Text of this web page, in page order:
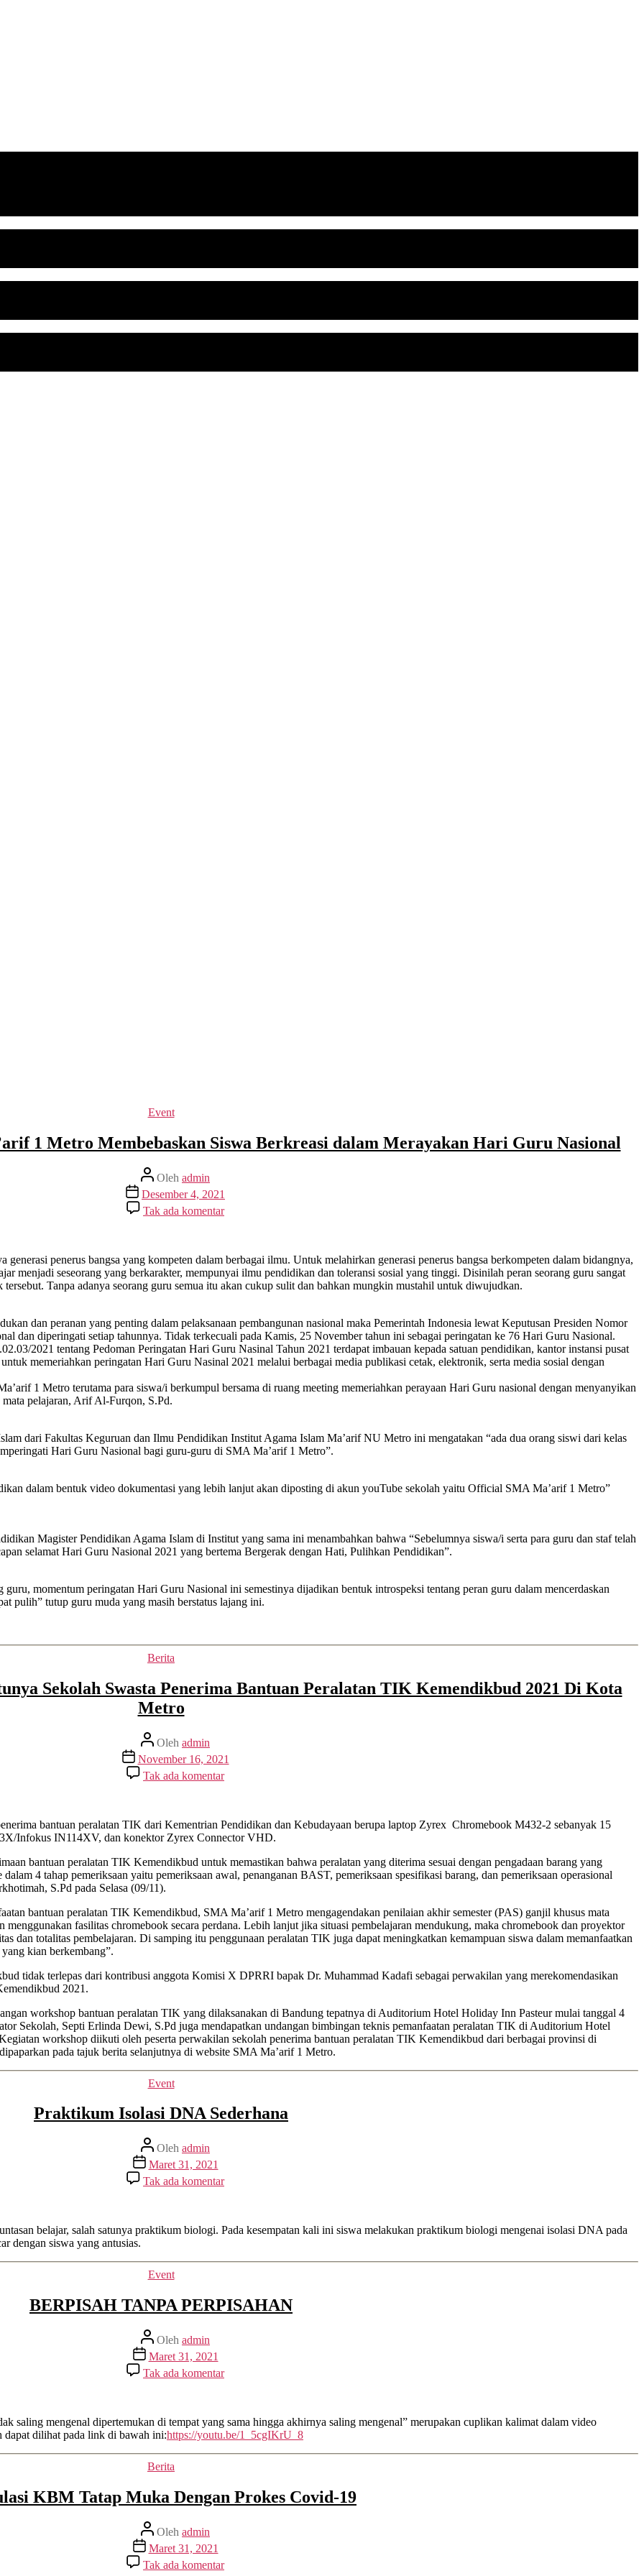
Kategori
Event
1 Metro Membebaskan Siswa Berkreasi dalam Merayakan Hari Guru Nasional
Penulis
artikel
Oleh admin
Tanggal
artikel
Desember 4, 2021
Tak ada komentarpada
Tanpa
Kelas,
SMA
Ma’arif
Membebaskan
Siswa
Berkreasi
dalam
Hari
generasi penerus bangsa yang kompeten dalam berbagai ilmu. Untuk melahirkan generasi penerus bangsa berkompeten dalam bidangnya,
menjadi seseorang yang berkarakter, mempunyai ilmu pendidikan dan toleransi sosial yang tinggi. Disinilah peran seorang guru sangat
Tanpa adanya seorang guru semua itu akan cukup sulit dan bahkan mungkin mustahil untuk diwujudkan.
dan peranan yang penting dalam pelaksanaan pembangunan nasional maka Pemerintah Indonesia lewat Keputusan Presiden Nomor
dan diperingati setiap tahunnya. Tidak terkecuali pada Kamis, 25 November tahun ini sebagai peringatan ke 76 Hari Guru Nasional.
2021 tentang Pedoman Peringatan Hari Guru Nasinal Tahun 2021 terdapat imbauan kepada satuan pendidikan, kantor instansi pusat
memeriahkan peringatan Hari Guru Nasinal 2021 melalui berbagai media publikasi cetak, elektronik, serta media sosial dengan
1 Metro terutama para siswa/i berkumpul bersama di ruang meeting memeriahkan perayaan Hari Guru nasional dengan menyanyikan
pelajaran, Arif Al-Furqon, S.Pd.
dari Fakultas Keguruan dan Ilmu Pendidikan Institut Agama Islam Ma’arif NU Metro ini mengatakan “ada dua orang siswi dari kelas
Hari Guru Nasional bagi guru-guru di SMA Ma’arif 1 Metro”.
dalam bentuk video dokumentasi yang lebih lanjut akan diposting di akun youTube sekolah yaitu Official SMA Ma’arif 1 Metro”
Magister Pendidikan Agama Islam di Institut yang sama ini menambahkan bahwa “Sebelumnya siswa/i serta para guru dan staf telah
selamat Hari Guru Nasional 2021 yang bertema Bergerak dengan Hati, Pulihkan Pendidikan”.
guru, momentum peringatan Hari Guru Nasional ini semestinya dijadikan bentuk introspeksi tentang peran guru dalam mencerdaskan
pulih” tutup guru muda yang masih berstatus lajang ini.
Kategori
Berita
Sekolah Swasta Penerima Bantuan Peralatan TIK Kemendikbud 2021 Di Kota
Metro
Penulis
artikel
Oleh admin
Tanggal
artikel
November 16, 2021
Tak ada komentarpada
Bangga!!
1
Metro
Satunya
Sekolah
Bantuan
Peralatan
TIK
Di
bantuan peralatan TIK dari Kementrian Pendidikan dan Kebudayaan berupa laptop Zyrex Chromebook M432-2 sebanyak 15
Infokus IN114XV, dan konektor Zyrex Connector VHD.
bantuan peralatan TIK Kemendikbud untuk memastikan bahwa peralatan yang diterima sesuai dengan pengadaan barang yang
4 tahap pemeriksaan yaitu pemeriksaan awal, penanganan BAST, pemeriksaan spesifikasi barang, dan pemeriksaan operasional
S.Pd pada Selasa (09/11).
bantuan peralatan TIK Kemendikbud, SMA Ma’arif 1 Metro mengagendakan penilaian akhir semester (PAS) ganjil khusus mata
fasilitas chromebook secara perdana. Lebih lanjut jika situasi pembelajaran mendukung, maka chromebook dan proyektor
dan totalitas pembelajaran. Di samping itu penggunaan peralatan TIK juga dapat meningkatkan kemampuan siswa dalam memanfaatkan
kian berkembang”.
tidak terlepas dari kontribusi anggota Komisi X DPRRI bapak Dr. Muhammad Kadafi sebagai perwakilan yang merekomendasikan
2021.
workshop bantuan peralatan TIK yang dilaksanakan di Bandung tepatnya di Auditorium Hotel Holiday Inn Pasteur mulai tanggal 4
Sekolah, Septi Erlinda Dewi, S.Pd juga mendapatkan undangan bimbingan teknis pemanfaatan peralatan TIK di Auditorium Hotel
workshop diikuti oleh peserta perwakilan sekolah penerima bantuan peralatan TIK Kemendikbud dari berbagai provinsi di
pada tajuk berita selanjutnya di website SMA Ma’arif 1 Metro.
Kategori
Event
Praktikum Isolasi DNA Sederhana
Penulis
artikel
Oleh admin
Tanggal
artikel
Maret 31, 2021
Tak ada komentarpada
Praktikum
Sederhana
belajar, salah satunya praktikum biologi. Pada kesempatan kali ini siswa melakukan praktikum biologi mengenai isolasi DNA pada
dengan siswa yang antusias.
Kategori
Event
BERPISAH TANPA PERPISAHAN
Penulis
artikel
Oleh admin
Tanggal
artikel
Maret 31, 2021
Tak ada komentarpada
BERPISAH
saling mengenal dipertemukan di tempat yang sama hingga akhirnya saling mengenal” merupakan cuplikan kalimat dalam video
dilihat pada link di bawah ini:https://youtu.be/1_5cgIKrU_8
Kategori
Berita
KBM Tatap Muka Dengan Prokes Covid-19
Penulis
artikel
Oleh admin
Tanggal
artikel
Maret 31, 2021
Tak ada komentarpada
Simulasi